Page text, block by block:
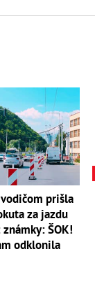
prišla
za jazdu
známky: ŠOK!
odklonila